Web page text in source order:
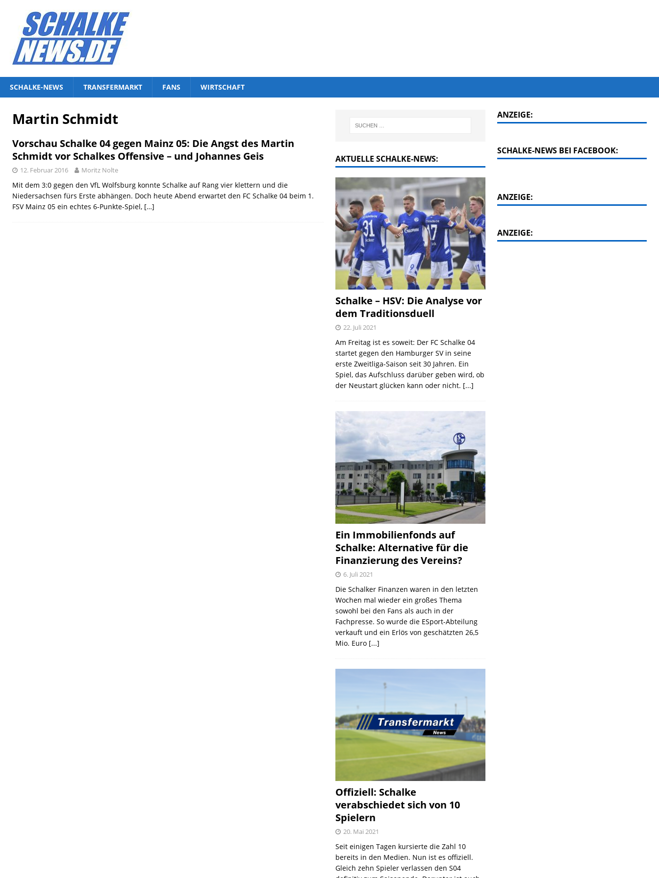
SCHALKE-NEWS TRANSFERMARKT FANS WIRTSCHAFT
Martin Schmidt
Vorschau Schalke 04 gegen Mainz 05: Die Angst des Martin
Schmidt vor Schalkes Offensive – und Johannes Geis
12. Februar 2016 Moritz Nolte
Mit dem 3:0 gegen den VfL Wolfsburg konnte Schalke auf Rang vier klettern und die
Niedersachsen fürs Erste abhängen. Doch heute Abend erwartet den FC Schalke 04 beim 1.
FSV Mainz 05 ein echtes 6-Punkte-Spiel, […]
AKTUELLE SCHALKE-NEWS:
Schalke – HSV: Die Analyse vor
dem Traditionsduell
22. Juli 2021
Am Freitag ist es soweit: Der FC Schalke 04
startet gegen den Hamburger SV in seine
erste Zweitliga-Saison seit 30 Jahren. Ein
Spiel, das Aufschluss darüber geben wird, ob
der Neustart glücken kann oder nicht. [...]
Ein Immobilienfonds auf
Schalke: Alternative für die
Finanzierung des Vereins?
6. Juli 2021
Die Schalker Finanzen waren in den letzten
Wochen mal wieder ein großes Thema
sowohl bei den Fans als auch in der
Fachpresse. So wurde die ESport-Abteilung
verkauft und ein Erlös von geschätzten 26,5
Mio. Euro [...]
Offiziell: Schalke
verabschiedet sich von 10
Spielern
20. Mai 2021
Seit einigen Tagen kursierte die Zahl 10
bereits in den Medien. Nun ist es offiziell.
Gleich zehn Spieler verlassen den S04
ANZEIGE:
SCHALKE-NEWS BEI FACEBOOK:
ANZEIGE:
ANZEIGE: